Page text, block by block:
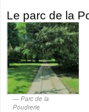
Le parc de la
Parc de la
Poudrerie